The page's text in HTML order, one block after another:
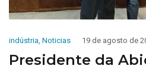
indústria Noticias 19 de agosto de
Presidente da